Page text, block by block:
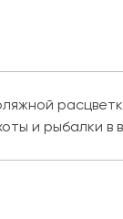
и рыбалки